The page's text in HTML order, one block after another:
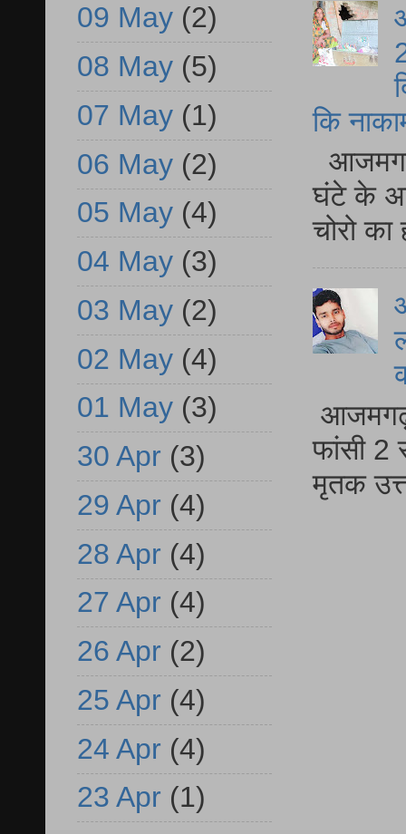
कि
घंटे के
चोरो
आजमगढ़
फांसी 2
मृतक
09 May (2)
08 May (5)
07 May (1)
06 May (2)
05 May (4)
04 May (3)
03 May (2)
02 May (4)
01 May (3)
30 Apr (3)
29 Apr (4)
28 Apr (4)
27 Apr (4)
26 Apr (2)
25 Apr (4)
24 Apr (4)
23 Apr (1)